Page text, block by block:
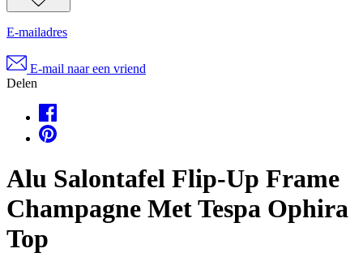
E-mailadres
E-mail naar een vriend
Delen
Alu Salontafel Flip-Up Frame
Champagne Met Tespa Ophira
Top